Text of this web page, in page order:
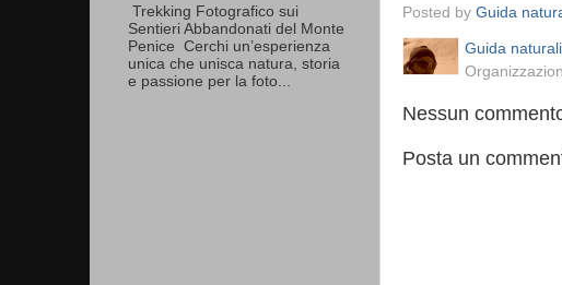
Posted by Guida
Guida
Nessun
Posta un
Trekking Fotografico sui
Sentieri Abbandonati del Monte
Penice Cerchi un’esperienza
unica che unisca natura, storia
e passione per la foto...